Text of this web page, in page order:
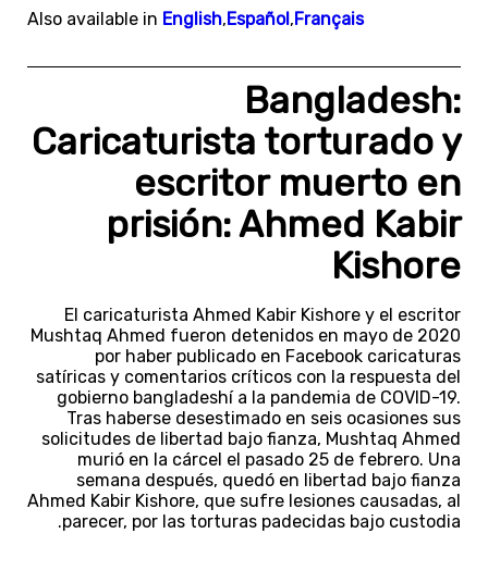
Also available in English,Español,Français
Bangladesh:
Caricaturista torturado y
escritor muerto en
prisión: Ahmed Kabir
Kishore
El caricaturista Ahmed Kabir Kishore y el escritor
Mushtaq Ahmed fueron detenidos en mayo de 2020
por haber publicado en Facebook caricaturas
satíricas y comentarios críticos con la respuesta del
gobierno bangladeshí a la pandemia de COVID-19.
Tras haberse desestimado en seis ocasiones sus
solicitudes de libertad bajo fianza, Mushtaq Ahmed
murió en la cárcel el pasado 25 de febrero. Una
semana después, quedó en libertad bajo fianza
Ahmed Kabir Kishore, que sufre lesiones causadas, al
parecer, por las torturas padecidas bajo custodia.